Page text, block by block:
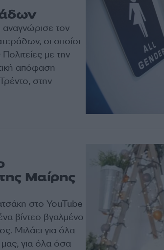
αναγνώρισε τον
οι οποίοι
με την
απόφαση
στην
Μαίρης
στο YouTube
βίντεο βγαλμένο
Μιλάει για όλα
για όλα όσα